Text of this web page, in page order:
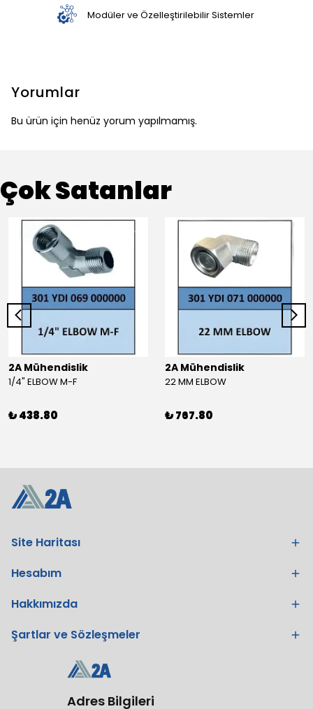
Modüler ve Özelleştirilebilir Sistemler
Yorumlar
Bu ürün için henüz yorum yapılmamış.
Çok Satanlar
2A Mühendislik
1/4" ELBOW M-F
₺ 438.80
2A Mühendislik
22 MM ELBOW
₺ 767.80
Site Haritası
Hesabım
Hakkımızda
Şartlar ve Sözleşmeler
Adres Bilgileri